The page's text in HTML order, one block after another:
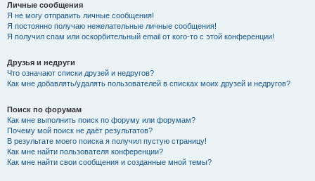
Личные сообщения
Я не могу отправить личные сообщения!
Я постоянно получаю нежелательные личные сообщения!
Я получил спам или оскорбительный email от кого-то с этой конференции!
Друзья и недруги
Что означают списки друзей и недругов?
Как мне добавлять/удалять пользователей в списках моих друзей и недругов?
Поиск по форумам
Как мне выполнить поиск по форуму или форумам?
Почему мой поиск не даёт результатов?
В результате моего поиска я получил пустую страницу!
Как мне найти пользователя конференции?
Как мне найти свои сообщения и созданные мной темы?